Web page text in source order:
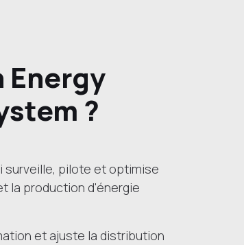
Energy
?
surveille, pilote et optimise
la production d'énergie
et ajuste la distribution